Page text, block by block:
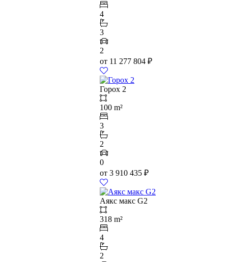
4
3
2
от 11 277 804 ₽
Горох 2
100 m²
3
2
0
от 3 910 435 ₽
Аякс макс G2
318 m²
4
2